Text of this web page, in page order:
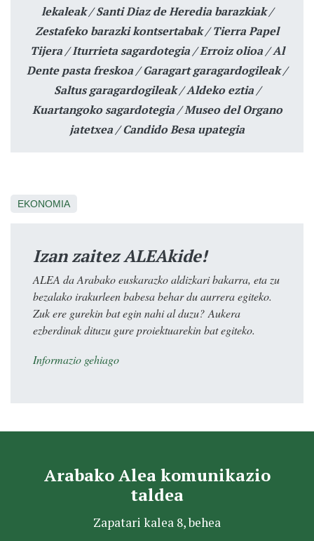
lekaleak / Santi Diaz de Heredia barazkiak /
Zestafeko barazki kontsertabak / Tierra Papel
Tijera / Iturrieta sagardotegia / Erroiz olioa / Al
Dente pasta freskoa / Garagart garagardogileak /
Saltus garagardogileak / Aldeko eztia /
Kuartangoko sagardotegia / Museo del Organo
jatetxea / Candido Besa upategia
EKONOMIA
Izan zaitez ALEAkide!
ALEA da Arabako euskarazko aldizkari bakarra, eta zu
bezalako irakurleen babesa behar du aurrera egiteko.
Zuk ere gurekin bat egin nahi al duzu? Aukera
ezberdinak dituzu gure proiektuarekin bat egiteko.
Informazio gehiago
Arabako Alea komunikazio
taldea
Zapatari kalea 8, behea